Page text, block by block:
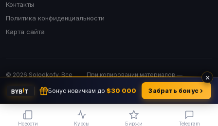
Контакты
Политика конфиденциальности
Карта сайта
© 2026 Solodkofv. Все
При копировании материалов —
обязательна активная ссылка.
×
Бонус новичкам до $30 000 Забрать бонус
Новости Курсы Биржи Telegram